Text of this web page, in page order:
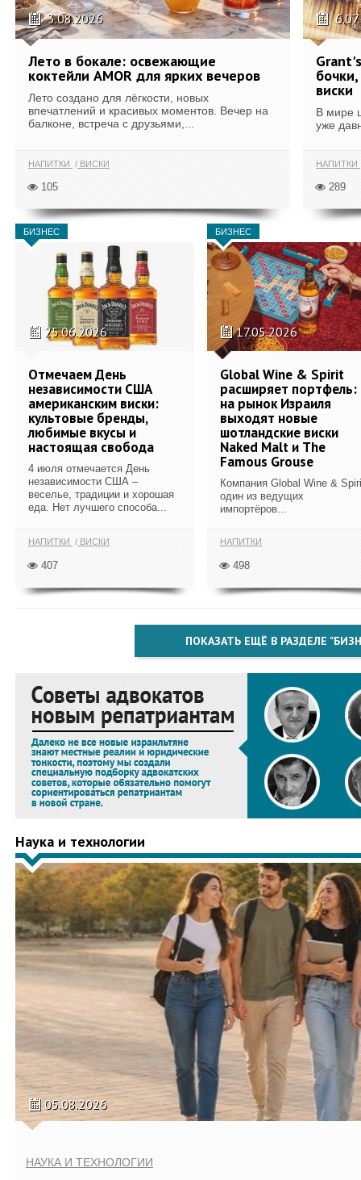
3.08.2026
Лето в бокале: освежающие
коктейли AMOR для ярких вечеров
Лето создано для лёгкости, новых
впечатлений и красивых моментов. Вечер на
балконе, встреча с друзьями,...
НАПИТКИ ВИСКИ
105
виски
В мире
уже
НАПИТКИ
289
БИЗНЕС
25.06.2026
Отмечаем День
независимости США
американским виски:
культовые бренды,
любимые вкусы и
настоящая свобода
4 июля отмечается День
независимости США –
веселье, традиции и хорошая
еда. Нет лучшего способа...
НАПИТКИ ВИСКИ
407
БИЗНЕС
17.05.2026
Global Wine & Spirit
расширяет портфель:
на рынок Израиля
выходят новые
шотландские виски
Naked Malt и The
Famous Grouse
Компания Global Wine &
один из ведущих
импортёров...
НАПИТКИ
498
ПОКАЗАТЬ ЕЩЁ В РАЗДЕЛЕ
Наука и технологии
05.08.2026
НАУКА И ТЕХНОЛОГИИ